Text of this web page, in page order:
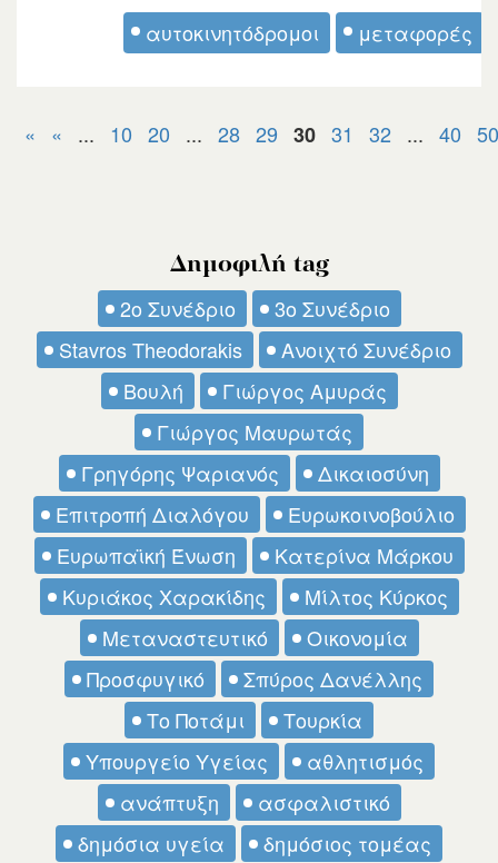
αυτοκινητόδρομοι μεταφορές
« « ... 10 20 ... 28 29 30 31 32 ... 40 50
Δημοφιλή tag
2ο Συνέδριο
3ο Συνέδριο
Stavros Theodorakis
Ανοιχτό Συνέδριο
Βουλή
Γιώργος Αμυράς
Γιώργος Μαυρωτάς
Γρηγόρης Ψαριανός
Δικαιοσύνη
Επιτροπή Διαλόγου
Ευρωκοινοβούλιο
Ευρωπαϊκή Ένωση
Κατερίνα Μάρκου
Κυριάκος Χαρακίδης
Μίλτος Κύρκος
Μεταναστευτικό
Οικονομία
Προσφυγικό
Σπύρος Δανέλλης
Το Ποτάμι
Τουρκία
Υπουργείο Υγείας
αθλητισμός
ανάπτυξη
ασφαλιστικό
δημόσια υγεία
δημόσιος τομέας